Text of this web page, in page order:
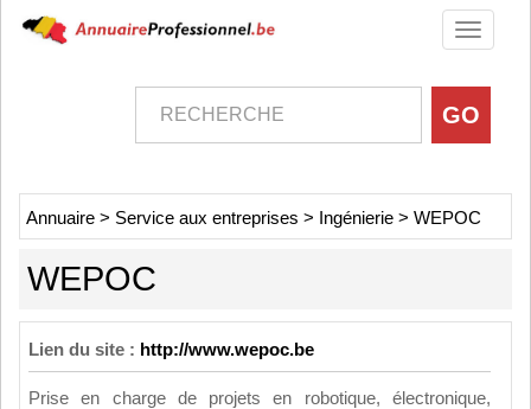
Toggle
Annuaire > Service aux entreprises > Ingénierie > WEPOC
WEPOC
Lien du site : http://www.wepoc.be
Prise en charge de projets en robotique, électronique,